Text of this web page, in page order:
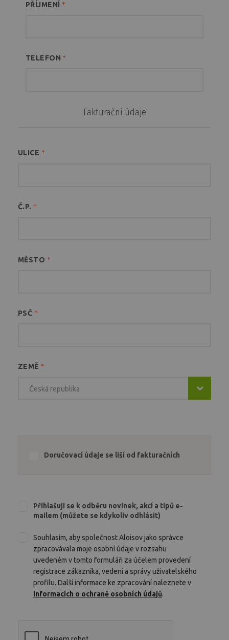
PŘÍJMENÍ *
TELEFON *
Fakturační údaje
ULICE *
Č.P. *
MĚSTO *
PSČ *
ZEMĚ *
Česká republika
Doručovací údaje se liší od fakturačních
Přihlašuji se k odběru novinek, akcí a tipů e-
mailem (můžete se kdykoliv odhlásit)
Souhlasím, aby společnost Aloisov jako správce
zpracovávala moje osobní údaje v rozsahu
uvedeném v tomto formuláři za účelem provedení
registrace zákazníka, vedení a správy uživatelského
profilu. Další informace ke zpracování naleznete v
informacích o ochraně osobních údajů.